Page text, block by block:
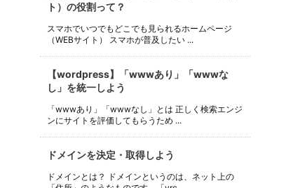
ト）の役割って？
スマホでいつでもどこでも見られるホームページ
（WEBサイト） スマホが普及したい ...
【wordpress】「wwwあり」「wwwな
し」を統一しよう
「wwwあり」「wwwなし」とは 正しく検索エンジ
ンにサイトを評価してもらうため ...
ドメインを決定・取得しよう
ドメインとは？ ドメインというのは、ネット上の